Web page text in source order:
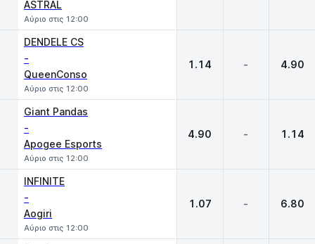
ASTRAL
Αύριο στις 12:00
DENDELE CS
-
QueenConso
Αύριο στις 12:00
1.14 - 4.90
Giant Pandas
-
Apogee Esports
Αύριο στις 12:00
4.90 - 1.14
INFINITE
-
Aogiri
Αύριο στις 12:00
1.07 - 6.80